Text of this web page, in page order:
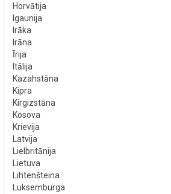
Horvātija
Igaunija
Irāka
Irāna
Īrija
Itālija
Kazahstāna
Kipra
Kirgizstāna
Kosova
Krievija
Latvija
Lielbritānija
Lietuva
Lihtenšteina
Luksemburga